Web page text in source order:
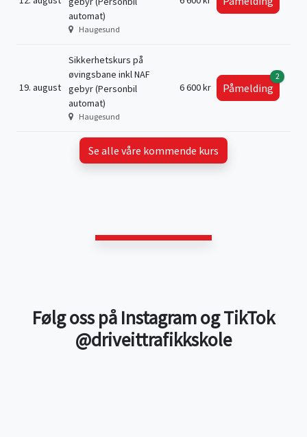
automat)
Haugesund
19. august
Sikkerhetskurs på
øvingsbane inkl NAF
gebyr (Personbil
automat)
Haugesund
6 600 kr Påmelding
2
Se alle våre kommende kurs
Følg oss på Instagram og TikTok
@driveittrafikkskole